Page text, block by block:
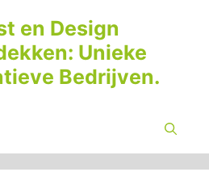
en Design
Unieke
Bedrijven.